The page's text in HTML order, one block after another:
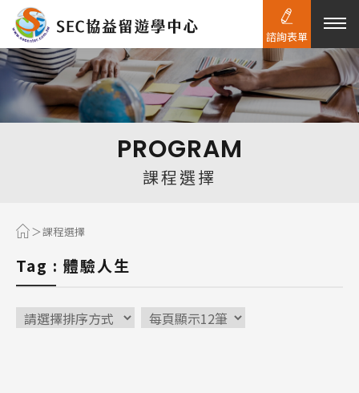
熱門搜尋：
PROGRAM
課程選擇
課程選擇
Tag : 體驗人生
諮詢表單